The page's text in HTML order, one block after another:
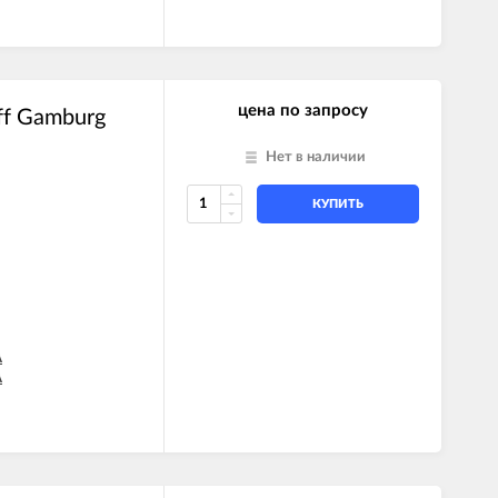
Gamburg
цена по запросу
Нет в наличии
КУПИТЬ